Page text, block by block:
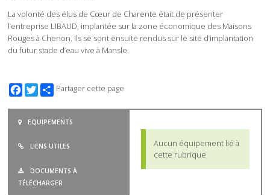
La volonté des élus de Cœur de Charente était de présenter
l’entreprise LIBAUD, implantée sur la zone économique des Maisons
Rouges à Chenon. Ils se sont ensuite rendus sur le site d’implantation
du futur stade d’eau vive à Mansle.
FacebookTwitterPartager cette page
EQUIPEMENTS
LIENS UTILES
DOCUMENTS À
TÉLÉCHARGER
Aucun équipement lié à
cette rubrique